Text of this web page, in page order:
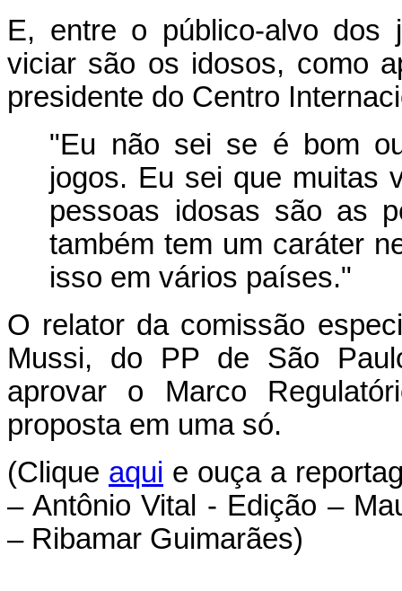
E, entre o público-alvo
viciar são os idosos, como
presidente do Centro
"Eu não sei se é bom
jogos. Eu sei que muitas
pessoas idosas são as
também tem um caráter
isso em vários países."
O relator da comissão
Mussi, do PP de São
aprovar o Marco
proposta em uma só.
(Clique aqui e ouça a
– Antônio Vital - Edição –
– Ribamar Guimarães)